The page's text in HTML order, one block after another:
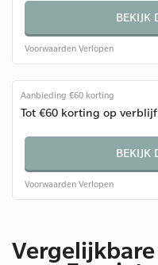
BEKIJK
Voorwaarden Verlopen
Aanbieding €60 korting
Tot €60 korting op
BEKIJK
Voorwaarden Verlopen